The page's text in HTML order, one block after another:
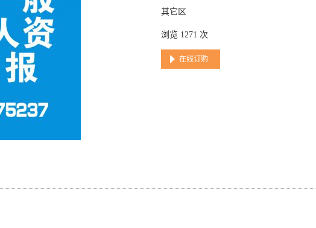
其它区
浏览 1271 次
在线订购